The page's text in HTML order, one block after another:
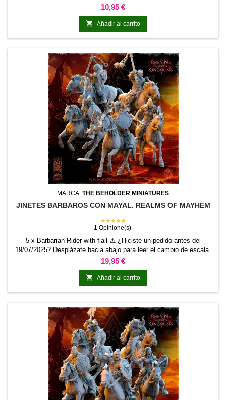
cambio de escala.
Precio
10,95 €
 Añadir al carrito
MARCA: THE BEHOLDER MINIATURES
JINETES BARBAROS CON MAYAL. REALMS OF MAYHEM
★★★★★
1 Opinione(s)
5 x Barbarian Rider with flail ⚠️ ¿Hiciste un pedido antes del
19/07/2025? Desplázate hacia abajo para leer el cambio de escala.
Precio
19,95 €
 Añadir al carrito